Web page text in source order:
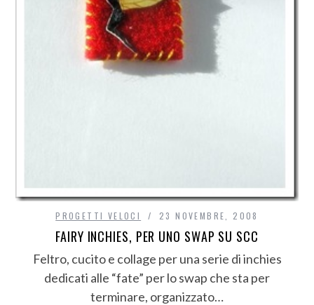
PROGETTI VELOCI 23 NOVEMBRE, 2008
FAIRY INCHIES, PER UNO SWAP SU SCC
Feltro, cucito e collage per una serie di inchies
dedicati alle “fate” per lo swap che sta per
terminare, organizzato…